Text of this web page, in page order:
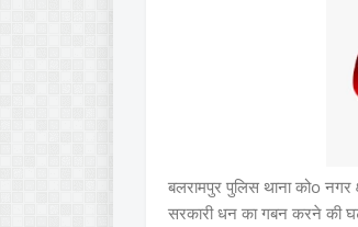
बलरामपुर पुलिस थाना कोo नगर
सरकारी धन का गबन करने की